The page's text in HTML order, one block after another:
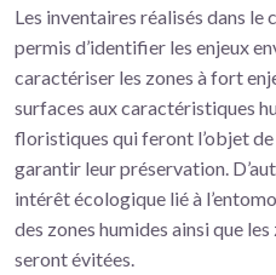
Les inventaires réalisés dans le
permis d’identifier les enjeux
caractériser les zones à fort
surfaces aux caractéristiques
floristiques qui feront l’objet
garantir leur préservation.
intérêt écologique lié à
des zones humides ainsi que
seront évitées.